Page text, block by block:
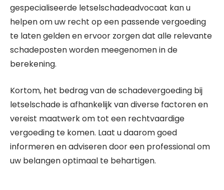
gespecialiseerde letselschadeadvocaat kan u
helpen om uw recht op een passende vergoeding
te laten gelden en ervoor zorgen dat alle relevante
schadeposten worden meegenomen in de
berekening.
Kortom, het bedrag van de schadevergoeding bij
letselschade is afhankelijk van diverse factoren en
vereist maatwerk om tot een rechtvaardige
vergoeding te komen. Laat u daarom goed
informeren en adviseren door een professional om
uw belangen optimaal te behartigen.